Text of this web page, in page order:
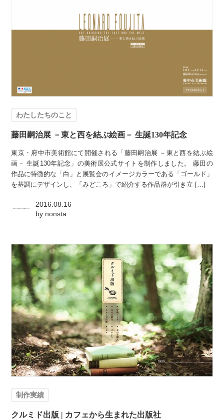
わたしたちのこと
藤田嗣治展 －東と西を結ぶ絵画－ 生誕130年記念
東京・府中市美術館にて開催される「藤田嗣治展 －東と西を結ぶ絵
画－ 生誕130年記念」の美術展公式サイトを制作しました。 藤田の
作品に特徴的な「白」と展覧会のイメージカラーである「ゴールド」
を基調にデザインし、「みどころ」で紹介する作品群が引き立 […]
2016.08.16
by nonsta
制作実績
クルミド出版 | カフェから生まれた出版社